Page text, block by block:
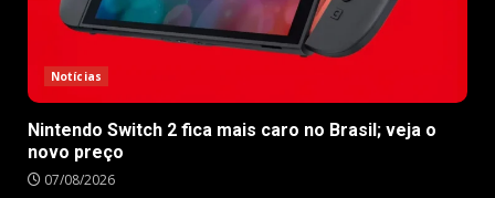
Notícias
Nintendo Switch 2 fica mais caro no Brasil; veja o
novo preço
07/08/2026